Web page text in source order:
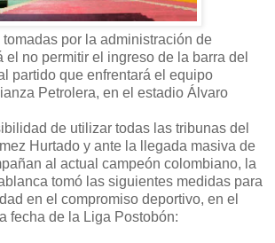
por la administración de
el no permitir el ingreso de la barra del
partido que enfrentará el equipo
Petrolera, en el estadio Álvaro
de utilizar todas las tribunas del
Hurtado y ante la llegada masiva de
al actual campeón colombiano, la
tomó las siguientes medidas para
en el compromiso deportivo, en el
fecha de la Liga Postobón: